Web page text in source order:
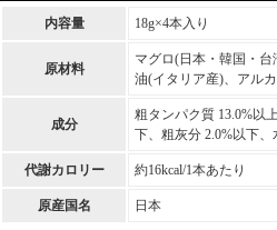
内容量 18g×4本入り
原材料
マグロ(日本・韓国・
油(イタリア産)、アル
成分
粗タンパク質 13.0%以
下、粗灰分 2.0%以下、
代謝カロリー 約16kcal/1本あたり
原産国名 日本